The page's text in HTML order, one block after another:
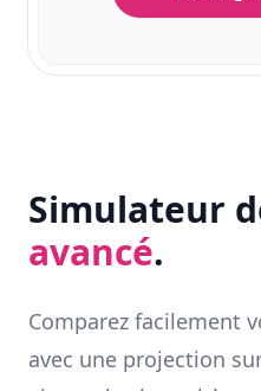
Simulateur
avancé.
Comparez facilement
avec une projection